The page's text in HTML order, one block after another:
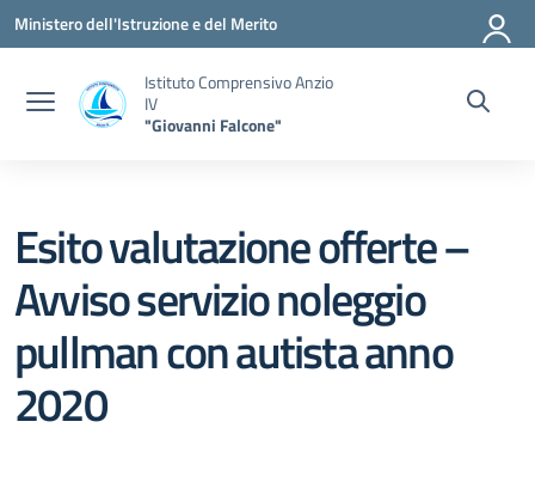
Vai ai contenuti
Vai al menu di navigazione
Vai al footer
Ministero dell'Istruzione e del Merito
Istituto Comprensivo Anzio
IV
"Giovanni Falcone"
Esito valutazione offerte –
Avviso servizio noleggio
pullman con autista anno
2020